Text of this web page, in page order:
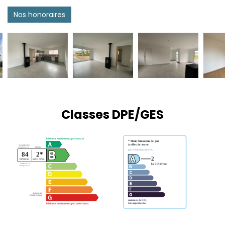
Nos honoraires
Classes DPE/GES